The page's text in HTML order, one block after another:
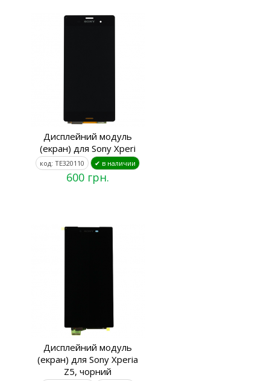
Дисплейний модуль
(екран) для Sony Xperi
код: TE320110 ✔ в наличии
600 грн.
Дисплейний модуль
(екран) для Sony Xperia
Z5, чорний